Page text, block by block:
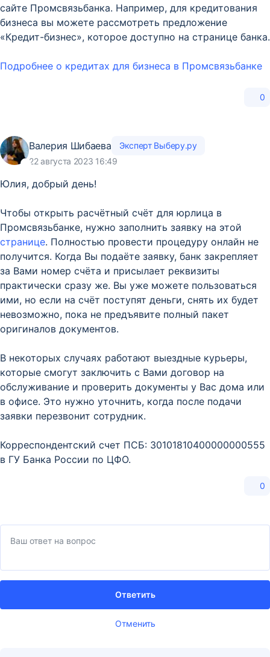
сайте Промсвязьбанка. Например, для кредитования
бизнеса вы можете рассмотреть предложение
«Кредит-бизнес», которое доступно на странице банка.
Подробнее о кредитах для бизнеса в Промсвязьбанке
0
Валерия Шибаева
Эксперт Выберу.ру
22 августа 2023 16:49
Юлия, добрый день!
Чтобы открыть расчётный счёт для юрлица в
Промсвязьбанке, нужно заполнить заявку на этой
странице. Полностью провести процедуру онлайн не
получится. Когда Вы подаёте заявку, банк закрепляет
за Вами номер счёта и присылает реквизиты
практически сразу же. Вы уже можете пользоваться
ими, но если на счёт поступят деньги, снять их будет
невозможно, пока не предъявите полный пакет
оригиналов документов.
В некоторых случаях работают выездные курьеры,
которые смогут заключить с Вами договор на
обслуживание и проверить документы у Вас дома или
в офисе. Это нужно уточнить, когда после подачи
заявки перезвонит сотрудник.
Корреспондентский счет ПСБ: 30101810400000000555
в ГУ Банка России по ЦФО.
0
Отменить
Ответить